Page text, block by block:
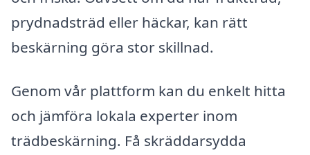
prydnadsträd eller häckar, kan rätt
beskärning göra stor skillnad.
Genom vår plattform kan du enkelt hitta
och jämföra lokala experter inom
trädbeskärning. Få skräddarsydda